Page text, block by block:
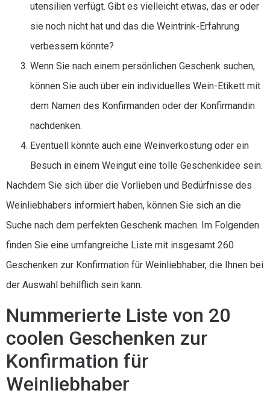
utensilien verfügt. Gibt es vielleicht etwas, das er oder
sie noch nicht hat und das die Weintrink-Erfahrung
verbessern könnte?
Wenn Sie nach einem persönlichen Geschenk suchen,
können Sie auch über ein individuelles Wein-Etikett mit
dem Namen des Konfirmanden oder der Konfirmandin
nachdenken.
Eventuell könnte auch eine Weinverkostung oder ein
Besuch in einem Weingut eine tolle Geschenkidee sein.
Nachdem Sie sich über die Vorlieben und Bedürfnisse des
Weinliebhabers informiert haben, können Sie sich an die
Suche nach dem perfekten Geschenk machen. Im Folgenden
finden Sie eine umfangreiche Liste mit insgesamt 260
Geschenken zur Konfirmation für Weinliebhaber, die Ihnen bei
der Auswahl behilflich sein kann.
Nummerierte Liste von 20
coolen Geschenken zur
Konfirmation für
Weinliebhaber